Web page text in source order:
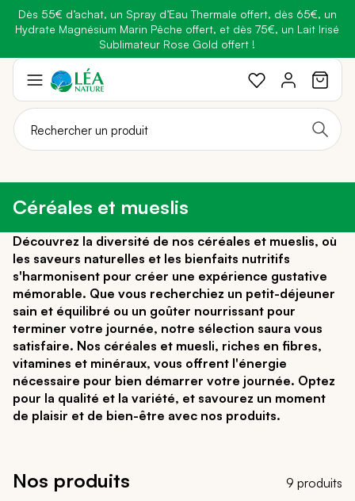
Belle semaine : Profitez de-25% + Livraison offertedès 30€
d'achat avec le codeBELLEBIO
BRADERIE :-40% sur une sélection de produits
Dès 55€ d’achat, un Spray d’Eau Thermale offert, dès 65€, un
Hydrate Magnésium Marin Pêche offert, et dès 75€, un Lait Irisé
Sublimateur Rose Gold offert !
Aller
contenu
Céréales et mueslis
Découvrez la diversité de nos céréales et mueslis, où
les saveurs naturelles et les bienfaits nutritifs
s'harmonisent pour créer une expérience gustative
mémorable. Que vous recherchiez un petit-déjeuner
sain et équilibré ou un goûter nourrissant pour
terminer votre journée, notre sélection saura vous
satisfaire. Nos céréales et muesli, riches en fibres,
vitamines et minéraux, vous offrent l'énergie
nécessaire pour bien démarrer votre journée. Optez
pour la qualité et la variété, et savourez un moment
de plaisir et de bien-être avec nos produits.
9 produits
Nos produits